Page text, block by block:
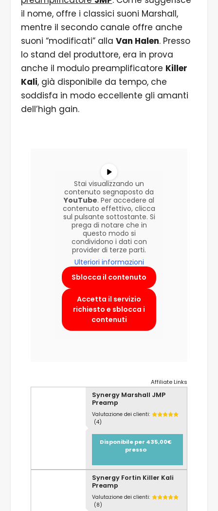
il nome, offre i classici suoni Marshall,
mentre il secondo canale offre anche
suoni “modificati” alla Van Halen. Presso
lo stand del produttore, era in prova
anche il modulo preamplificatore Killer
Kali, già disponibile da tempo, che
soddisfa in modo eccellente gli amanti
dell’high gain.
Stai visualizzando un
contenuto segnaposto da
YouTube. Per accedere al
contenuto effettivo, clicca
sul pulsante sottostante. Si
prega di notare che in
questo modo si
condividono i dati con
provider di terze parti.
Ulteriori informazioni
Sblocca il contenuto
Accetta il servizio
richiesto e sblocca i
contenuti
Affiliate Links
Synergy Marshall JMP
Preamp
Valutazione dei clienti:
(4)
Disponibile per 435,00€
presso
Synergy Fortin Killer Kali
Preamp
Valutazione dei clienti:
(8)